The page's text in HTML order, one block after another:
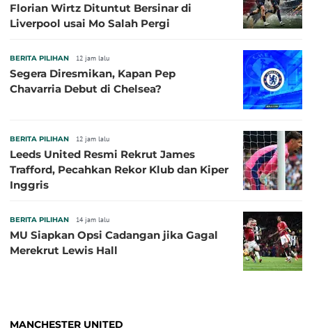
Florian Wirtz Dituntut Bersinar di
Liverpool usai Mo Salah Pergi
BERITA PILIHAN 12 jam lalu
Segera Diresmikan, Kapan Pep
Chavarria Debut di Chelsea?
BERITA PILIHAN 12 jam lalu
Leeds United Resmi Rekrut James
Trafford, Pecahkan Rekor Klub dan Kiper
Inggris
BERITA PILIHAN 14 jam lalu
MU Siapkan Opsi Cadangan jika Gagal
Merekrut Lewis Hall
MANCHESTER UNITED